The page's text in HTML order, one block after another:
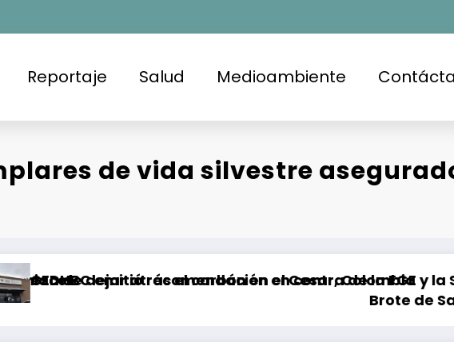
Reportaje Salud Medioambiente
de vida silvestre
carbón en el Cesar, Colombia
en contra de la FGE y la SSPCM en Tijuana
Brote de Salmonella en EU